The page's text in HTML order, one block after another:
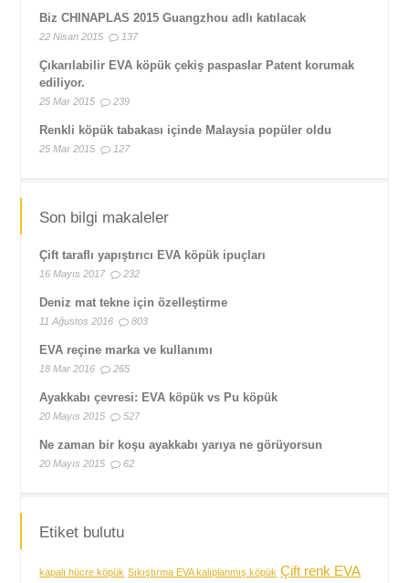
Biz CHINAPLAS 2015 Guangzhou adlı katılacak
22 Nisan 2015 137
Çıkarılabilir EVA köpük çekiş paspaslar Patent korumak
ediliyor.
25 Mar 2015 239
Renkli köpük tabakası içinde Malaysia popüler oldu
25 Mar 2015 127
Son bilgi makaleler
Çift taraflı yapıştırıcı EVA köpük ipuçları
16 Mayıs 2017 232
Deniz mat tekne için özelleştirme
11 Ağustos 2016 803
EVA reçine marka ve kullanımı
18 Mar 2016 265
Ayakkabı çevresi: EVA köpük vs Pu köpük
20 Mayıs 2015 527
Ne zaman bir koşu ayakkabı yarıya ne görüyorsun
20 Mayıs 2015 62
Etiket bulutu
kapalı hücre köpük Sıkıştırma EVA kalıplanmış köpük Çift renk EVA